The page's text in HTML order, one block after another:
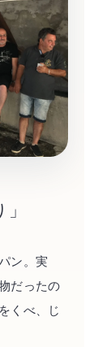
ン。実
だったの
くべ、じ